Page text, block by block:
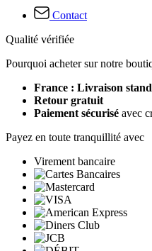
Contact
Qualité vérifiée
Pourquoi acheter sur notre
France : Livraison
Retour gratuit
Paiement sécurisé avec
Payez en toute tranquillité avec
Virement bancaire